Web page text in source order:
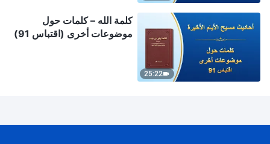
25:22
كلمة الله – كلمات حول
موضوعات أخرى (اقتباس 91)